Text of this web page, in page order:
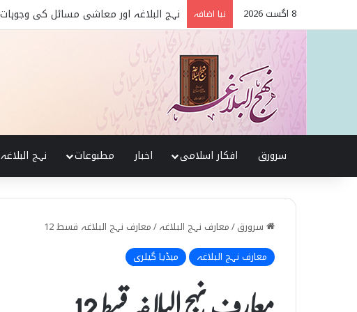
8 اگست 2026 نیا اضافہ نہج البلاغہ میں حقیقی شیعہ کی پہچان
سرورق افکار اسلامی اخبار مطبوعات نہج البلاغہ
سرورق/معارف نہج البلاغہ/معارف نہج البلاغہ قسط 12
معارف نہج البلاغہ
میڈیا گیلری